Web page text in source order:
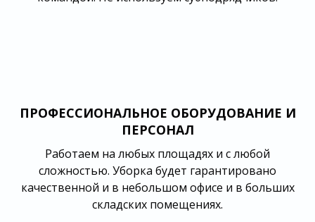
ПРОФЕССИОНАЛЬНОЕ ОБОРУДОВАНИЕ И
ПЕРСОНАЛ
Работаем на любых площадях и с любой
сложностью. Уборка будет гарантировано
качественной и в небольшом офисе и в больших
складских помещениях.